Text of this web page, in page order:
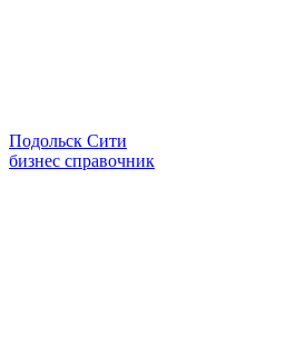
Подольск Сити
бизнес справочник